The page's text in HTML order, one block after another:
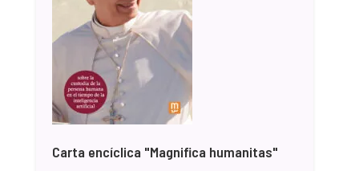
Carta encíclica "Magnifica humanitas"